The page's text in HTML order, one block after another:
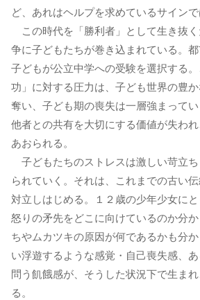
ど、あれはヘルプを求めているサインで
この時代を「勝利者」として生き抜
争に子どもたちが巻き込まれている。
子どもが公立中学への受験を選択する
功」に対する圧力は、子ども世界の豊
奪い、子ども期の喪失は一層強まって
他者との共有を大切にする価値が失わ
あおられる。
子どもたちのストレスは激しい苛立ち
られていく。それは、これまでの古い
対立しはじめる。１２歳の少年少女に
怒りの矛先をどこに向けているのか分
ちやムカツキの原因が何であるかも分
い浮遊するような感覚・自己喪失感、
問う飢餓感が、そうした状況下で生ま
る。